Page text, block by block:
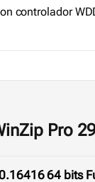
controlador
Pro
64 bits